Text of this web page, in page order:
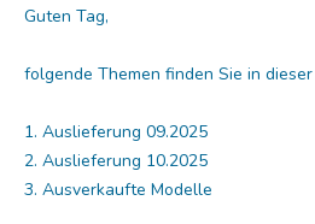
Guten Tag,
folgende Themen finden Sie in
1. Auslieferung 09.2025
2. Auslieferung 10.2025
3. Ausverkaufte Modelle